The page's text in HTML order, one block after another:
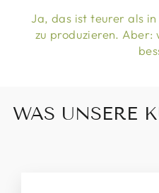
Ja, das ist teurer als
zu produzieren.
WAS UNSERE